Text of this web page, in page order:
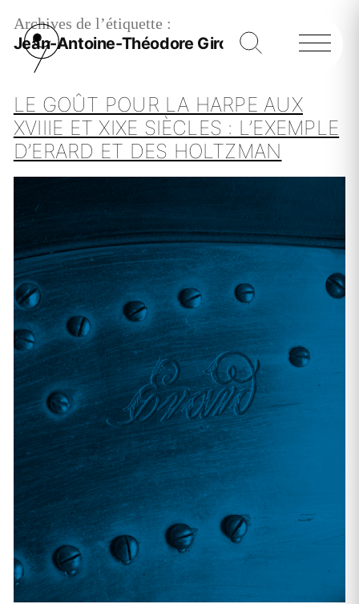
Archives de l’étiquette :
Jean-Antoine-Théodore Giroust
LE GOÛT POUR LA HARPE AUX
XVIIIE ET XIXE SIÈCLES : L’EXEMPLE
D’ERARD ET DES HOLTZMAN